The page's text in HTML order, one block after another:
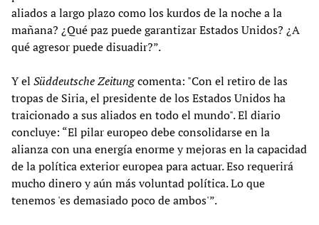
aliados a largo plazo como los kurdos de la noche a la
mañana? ¿Qué paz puede garantizar Estados Unidos? ¿A
qué agresor puede disuadir?”.
Y el Süddeutsche Zeitungcomenta: "Con el retiro de las
tropas de Siria, el presidente de los Estados Unidos ha
traicionado a sus aliados en todo el mundo". El diario
concluye: “El pilar europeo debe consolidarse en la
alianza con una energía enorme y mejoras en la capacidad
de la política exterior europea para actuar. Eso requerirá
mucho dinero y aún más voluntad política. Lo que
tenemos 'es demasiado poco de ambos'”.